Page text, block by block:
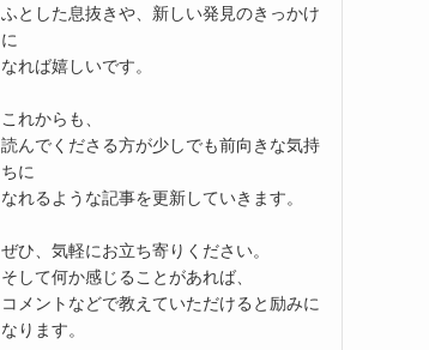
ふとした息抜きや、新しい発見のきっかけ
に
なれば嬉しいです。
これからも、
読んでくださる方が少しでも前向きな気持
ちに
なれるような記事を更新していきます。
ぜひ、気軽にお立ち寄りください。
そして何か感じることがあれば、
コメントなどで教えていただけると励みに
なります。